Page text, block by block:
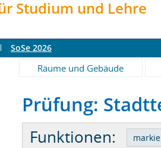
Studium und Lehre
SoSe 2026
Räume und Gebäude
Prüfung:
Funktionen: